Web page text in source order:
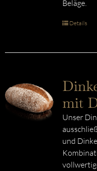
Beläge.
Details
mit
Unser
und